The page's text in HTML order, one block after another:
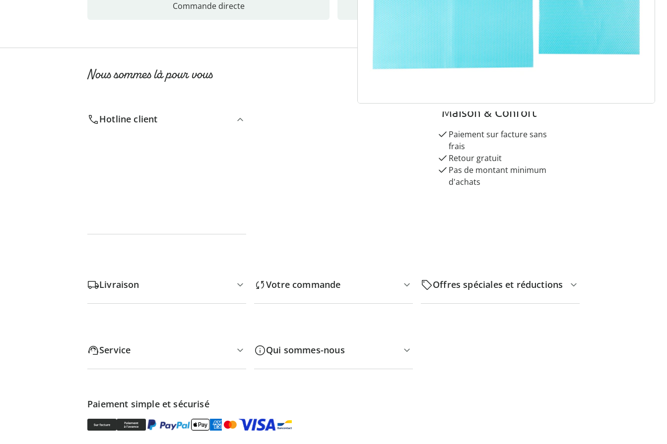
Commande directe S’abonner à la newsletter
Nous sommes là pour vous
Hotline client “Maison & Confort”
Paiement sur facture sans
frais
Retour gratuit
Pas de montant minimum
d'achats
Livraison Votre commande Offres spéciales et réductions
Service Qui sommes-nous
Paiement simple et sécurisé